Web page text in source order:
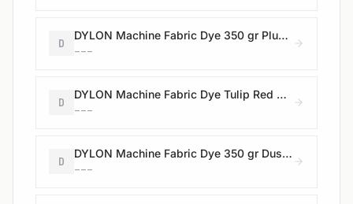
D
DYLON Machine Fabric Dye 350 gr Plum Red/Burlesque Red
---
D
DYLON Machine Fabric Dye Tulip Red 350 gr
---
D
DYLON Machine Fabric Dye 350 gr Dusty Violet/French Lavender
---